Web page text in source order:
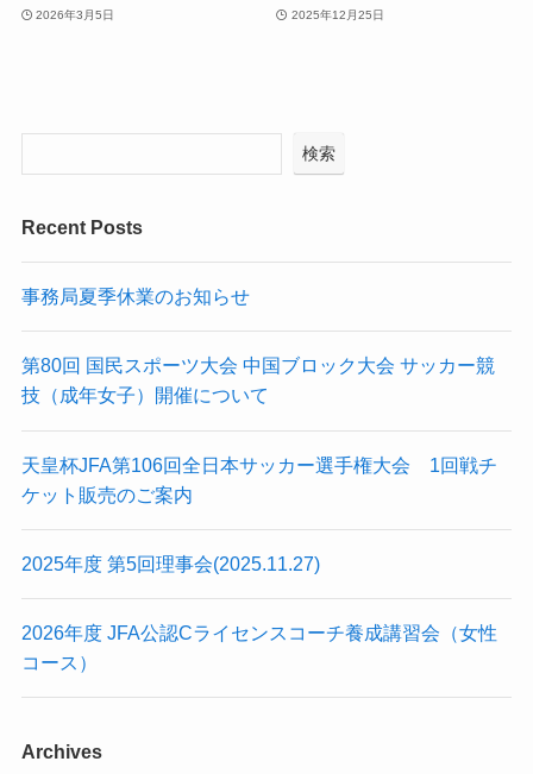
2026年3月5日 2025年12月25日
検索
Recent Posts
事務局夏季休業のお知らせ
第80回 国民スポーツ大会 中国ブロック大会 サッカー競
技（成年女子）開催について
天皇杯JFA第106回全日本サッカー選手権大会 1回戦チ
ケット販売のご案内
2025年度 第5回理事会(2025.11.27)
2026年度 JFA公認Cライセンスコーチ養成講習会（女性
コース）
Archives